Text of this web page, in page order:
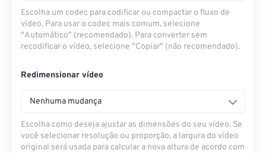
Escolha um codec para codificar ou compactar o fluxo de
vídeo. Para usar o codec mais comum, selecione
"Automático" (recomendado). Para converter sem
recodificar o vídeo, selecione "Copiar" (não recomendado).
Redimensionar vídeo
Nenhuma mudança
Escolha como deseja ajustar as dimensões do seu vídeo. Se
você selecionar resolução ou proporção, a largura do vídeo
original será usada para calcular a nova altura de acordo com